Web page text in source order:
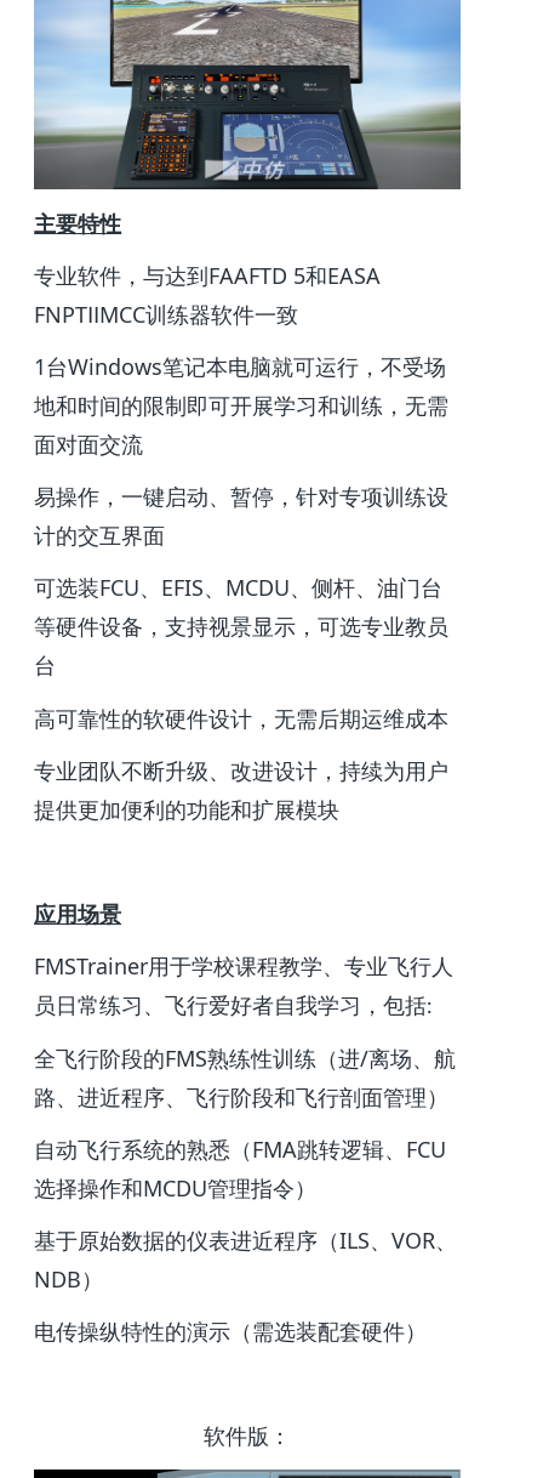
主要特性
专业软件，与达到FAAFTD 5和EASA
FNPTⅡMCC训练器软件一致
1台Windows笔记本电脑就可运行，不受场
地和时间的限制即可开展学习和训练，无需
面对面交流
易操作，一键启动、暂停，针对专项训练设
计的交互界面
可选装FCU、EFIS、MCDU、侧杆、油门台
等硬件设备，支持视景显示，可选专业教员
台
高可靠性的软硬件设计，无需后期运维成本
专业团队不断升级、改进设计，持续为用户
提供更加便利的功能和扩展模块
应用场景
FMSTrainer用于学校课程教学、专业飞行人
员日常练习、飞行爱好者自我学习，包括∶
全飞行阶段的FMS熟练性训练（进/离场、航
路、进近程序、飞行阶段和飞行剖面管理）
自动飞行系统的熟悉（FMA跳转逻辑、FCU
选择操作和MCDU管理指令）
基于原始数据的仪表进近程序（ILS、VOR、
NDB）
电传操纵特性的演示（需选装配套硬件）
软件版：